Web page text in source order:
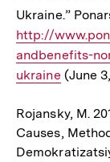
Ukraine.”
http://
andbenefits-
ukraine (June
Rojansky, M.
Causes,